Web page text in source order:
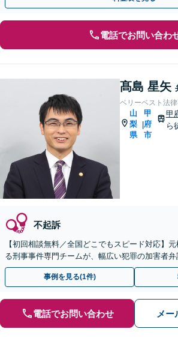
電話でお問い合わ
髙島 星矢
ベリーベスト法
山
梨
県
|
甲
府
市
甲
ら
不起訴
【初回相談無料／全国どこでもスピード対応】
る刑事事件専門チームが、幅広い犯罪の加害者弁
事例を見る(1件)
電話でお問い合わせ メー